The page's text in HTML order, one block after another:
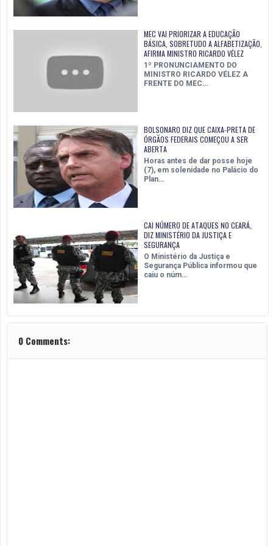
MEC VAI PRIORIZAR A EDUCAÇÃO
BÁSICA, SOBRETUDO A ALFABETIZAÇÃO,
AFIRMA MINISTRO RICARDO VÉLEZ
1º PRONUNCIAMENTO DO
MINISTRO RICARDO VÉLEZ A
FRENTE DO MEC…
BOLSONARO DIZ QUE CAIXA-PRETA DE
ÓRGÃOS FEDERAIS COMEÇOU A SER
ABERTA
Horas antes de dar posse hoje
(7), em solenidade no Palácio do
Plan…
CAI NÚMERO DE ATAQUES NO CEARÁ,
DIZ MINISTÉRIO DA JUSTIÇA E
SEGURANÇA
O Ministério da Justiça e
Segurança Pública informou que
caiu o núm…
0 Comments: